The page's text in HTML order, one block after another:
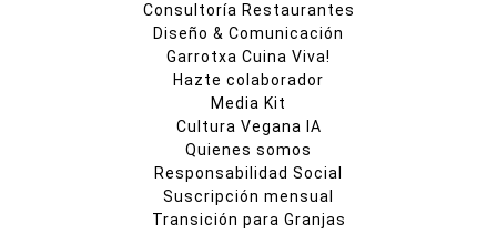
Consultoría Restaurantes
Diseño & Comunicación
Garrotxa Cuina Viva!
Hazte colaborador
Media Kit
Cultura Vegana IA
Quienes somos
Responsabilidad Social
Suscripción mensual
Transición para Granjas